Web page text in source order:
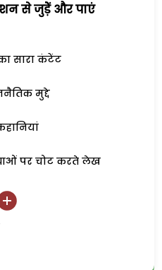
से जुड़ेें और पाएं
सारा कंटेंट
मुद्दे
पर चोट करते लेख